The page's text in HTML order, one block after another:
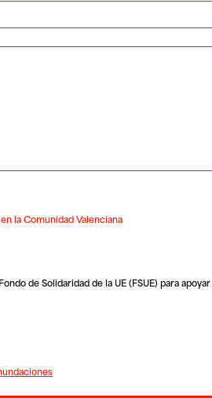
la Comunidad Valenciana
de Solidaridad de la UE (FSUE) para